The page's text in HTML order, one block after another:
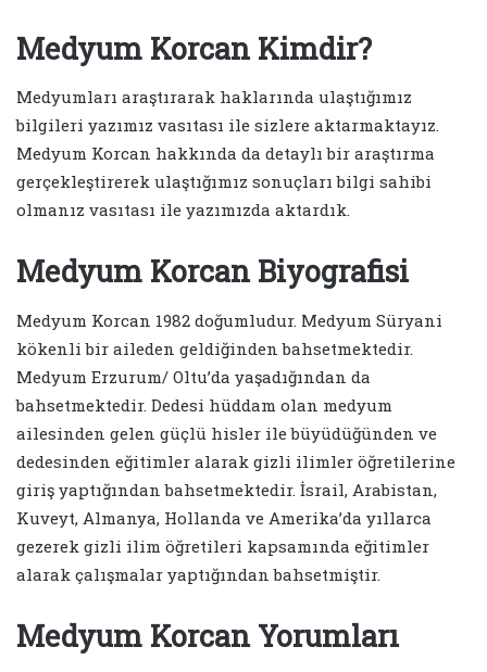
Medyum Korcan Kimdir?
Medyumları araştırarak haklarında ulaştığımız
bilgileri yazımız vasıtası ile sizlere aktarmaktayız.
Medyum Korcan hakkında da detaylı bir araştırma
gerçekleştirerek ulaştığımız sonuçları bilgi sahibi
olmanız vasıtası ile yazımızda aktardık.
Medyum Korcan Biyografisi
Medyum Korcan 1982 doğumludur. Medyum Süryani
kökenli bir aileden geldiğinden bahsetmektedir.
Medyum Erzurum/ Oltu’da yaşadığından da
bahsetmektedir. Dedesi hüddam olan medyum
ailesinden gelen güçlü hisler ile büyüdüğünden ve
dedesinden eğitimler alarak gizli ilimler öğretilerine
giriş yaptığından bahsetmektedir. İsrail, Arabistan,
Kuveyt, Almanya, Hollanda ve Amerika’da yıllarca
gezerek gizli ilim öğretileri kapsamında eğitimler
alarak çalışmalar yaptığından bahsetmiştir.
Medyum Korcan Yorumları